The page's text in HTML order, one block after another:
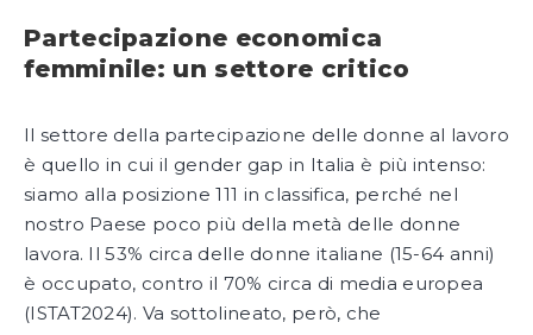
Partecipazione economica
femminile: un settore critico
Il settore della partecipazione delle donne al lavoro
è quello in cui il gender gap in Italia è più intenso:
siamo alla posizione 111 in classifica, perché nel
nostro Paese poco più della metà delle donne
lavora. Il 53% circa delle donne italiane (15-64 anni)
è occupato, contro il 70% circa di media europea
(ISTAT2024). Va sottolineato, però, che